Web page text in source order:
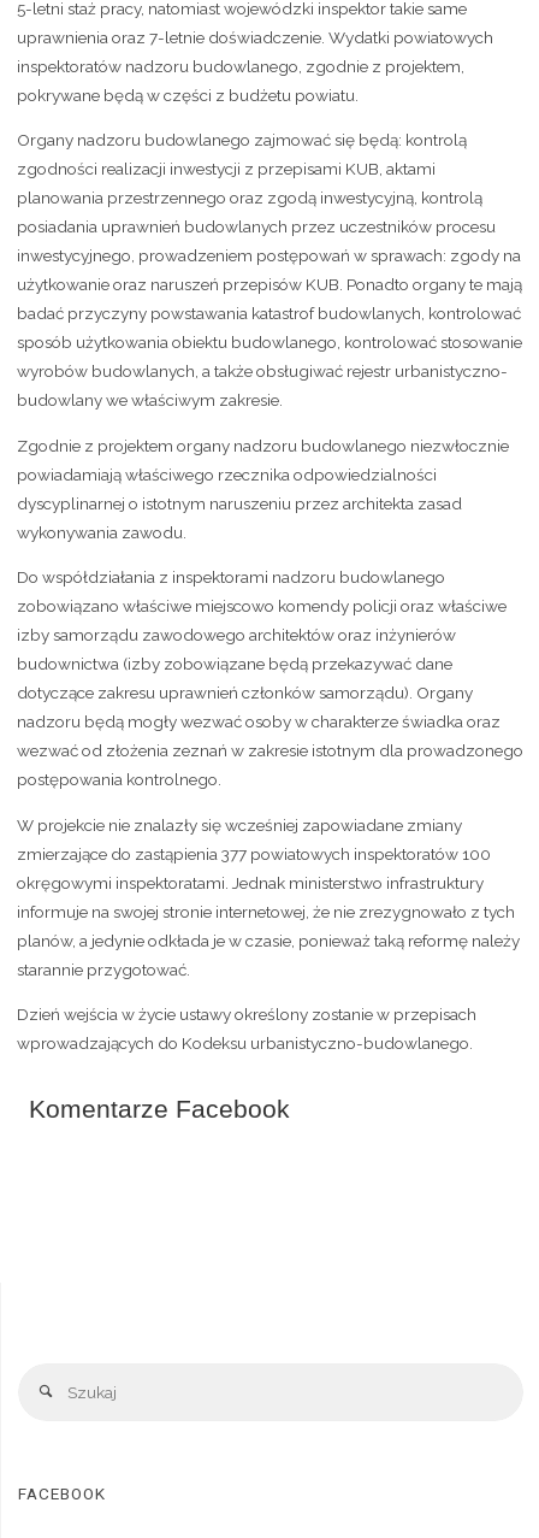
5-letni staż pracy, natomiast wojewódzki inspektor takie same
uprawnienia oraz 7-letnie doświadczenie. Wydatki powiatowych
inspektoratów nadzoru budowlanego, zgodnie z projektem,
pokrywane będą w części z budżetu powiatu.
Organy nadzoru budowlanego zajmować się będą: kontrolą
zgodności realizacji inwestycji z przepisami KUB, aktami
planowania przestrzennego oraz zgodą inwestycyjną, kontrolą
posiadania uprawnień budowlanych przez uczestników procesu
inwestycyjnego, prowadzeniem postępowań w sprawach: zgody na
użytkowanie oraz naruszeń przepisów KUB. Ponadto organy te mają
badać przyczyny powstawania katastrof budowlanych, kontrolować
sposób użytkowania obiektu budowlanego, kontrolować stosowanie
wyrobów budowlanych, a także obsługiwać rejestr urbanistyczno-
budowlany we właściwym zakresie.
Zgodnie z projektem organy nadzoru budowlanego niezwłocznie
powiadamiają właściwego rzecznika odpowiedzialności
dyscyplinarnej o istotnym naruszeniu przez architekta zasad
wykonywania zawodu.
Do współdziałania z inspektorami nadzoru budowlanego
zobowiązano właściwe miejscowo komendy policji oraz właściwe
izby samorządu zawodowego architektów oraz inżynierów
budownictwa (izby zobowiązane będą przekazywać dane
dotyczące zakresu uprawnień członków samorządu). Organy
nadzoru będą mogły wezwać osoby w charakterze świadka oraz
wezwać od złożenia zeznań w zakresie istotnym dla prowadzonego
postępowania kontrolnego.
W projekcie nie znalazły się wcześniej zapowiadane zmiany
zmierzające do zastąpienia 377 powiatowych inspektoratów 100
okręgowymi inspektoratami. Jednak ministerstwo infrastruktury
informuje na swojej stronie internetowej, że nie zrezygnowało z tych
planów, a jedynie odkłada je w czasie, ponieważ taką reformę należy
starannie przygotować.
Dzień wejścia w życie ustawy określony zostanie w przepisach
wprowadzających do Kodeksu urbanistyczno-budowlanego.
Komentarze Facebook
FACEBOOK